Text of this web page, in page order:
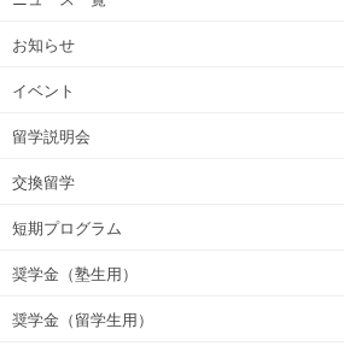
お知らせ
イベント
留学説明会
交換留学
短期プログラム
奨学金（塾生用）
奨学金（留学生用）